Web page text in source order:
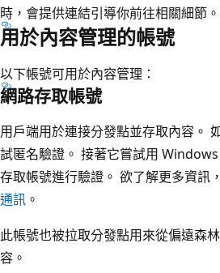
時，會提供連結引導你前往相關細節。
用於內容管理的帳號
以下帳號可用於內容管理：
網路存取帳號
用戶端用於連接分發點並存取內容。
試匿名驗證。 接著它嘗試用
存取帳號進行驗證。 欲了解更多資訊
通訊 。
此帳號也被拉取分發點用來從偏遠森
容。